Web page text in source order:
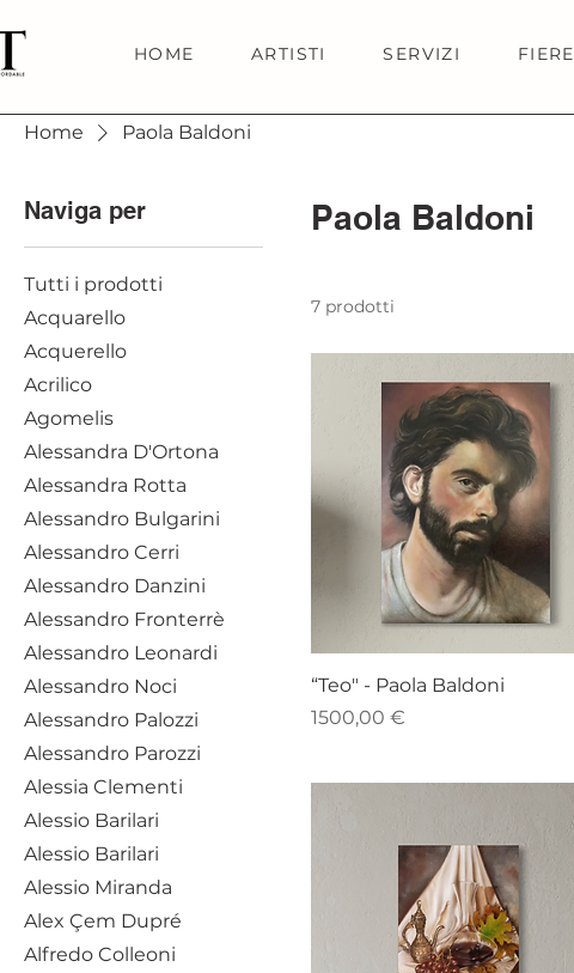
HOME ARTISTI SERVIZI FIERE
Home Paola Baldoni
Naviga per
Tutti i prodotti
Acquarello
Acquerello
Acrilico
Agomelis
Alessandra D'Ortona
Alessandra Rotta
Alessandro Bulgarini
Alessandro Cerri
Alessandro Danzini
Alessandro Fronterrè
Alessandro Leonardi
Alessandro Noci
Alessandro Palozzi
Alessandro Parozzi
Alessia Clementi
Alessio Barilari
​​​​​​​Alessio Barilari
Alessio Miranda
Alex Çem Dupré
Alfredo Colleoni
Paola Baldoni
7 prodotti
“Teo" - Paola Baldoni
Prezzo
1500,00 €